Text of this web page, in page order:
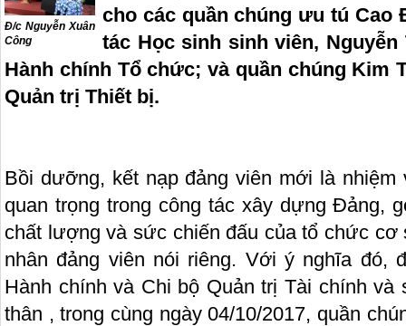
Đ/c Nguyễn Xuân
Công
cho các quần chúng ưu tú Cao
tác Học sinh sinh viên,
Hành chính Tổ chức; và quần chúng Kim
Quản trị Thiết bị.
Bồi dưỡng, kết nạp đảng viên mới là
quan trọng trong công tác xây dựng Đảng,
chất lượng và sức chiến đấu của tổ chức
nhân đảng viên nói riêng. Với ý nghĩa đó,
Hành chính và Chi bộ Quản trị Tài chính
thân , trong cùng ngày 04/10/2017, quần